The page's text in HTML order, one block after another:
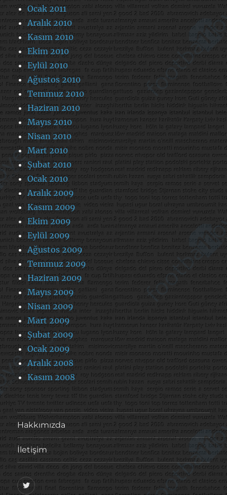
Ocak 2011
Aralık 2010
Kasım 2010
Ekim 2010
Eylül 2010
Ağustos 2010
Temmuz 2010
Haziran 2010
Mayıs 2010
Nisan 2010
Mart 2010
Şubat 2010
Ocak 2010
Aralık 2009
Kasım 2009
Ekim 2009
Eylül 2009
Ağustos 2009
Temmuz 2009
Haziran 2009
Mayıs 2009
Nisan 2009
Mart 2009
Şubat 2009
Ocak 2009
Aralık 2008
Kasım 2008
Hakkımızda
İletişim
@footballove